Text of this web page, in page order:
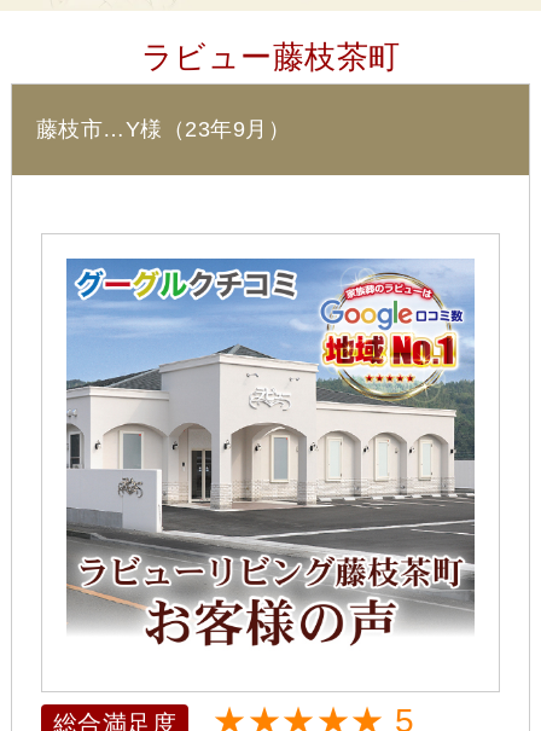
ラビュー藤枝茶町
藤枝市…Y様（23年9月）
総合満足度 ★★★★★ 5